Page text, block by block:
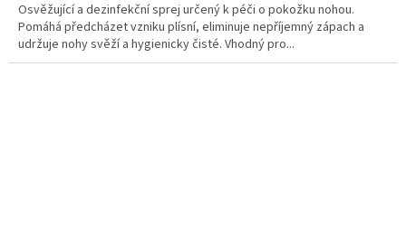
Osvěžující a dezinfekční sprej určený k péči o pokožku nohou.
Pomáhá předcházet vzniku plísní, eliminuje nepříjemný zápach a
udržuje nohy svěží a hygienicky čisté. Vhodný pro...